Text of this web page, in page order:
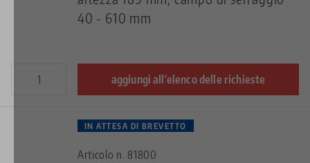
40 - 610 mm
aggiungi all'elenco delle richieste
IN ATTESA DI BREVETTO
Articolo n. 81800